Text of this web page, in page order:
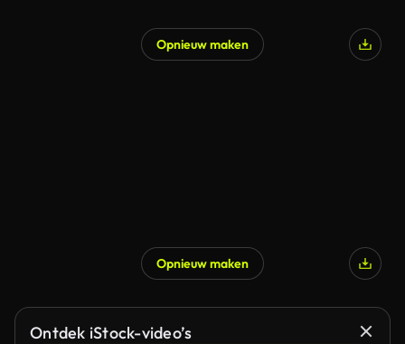
Opnieuw maken
Opnieuw maken
Ontdek iStock-video’s